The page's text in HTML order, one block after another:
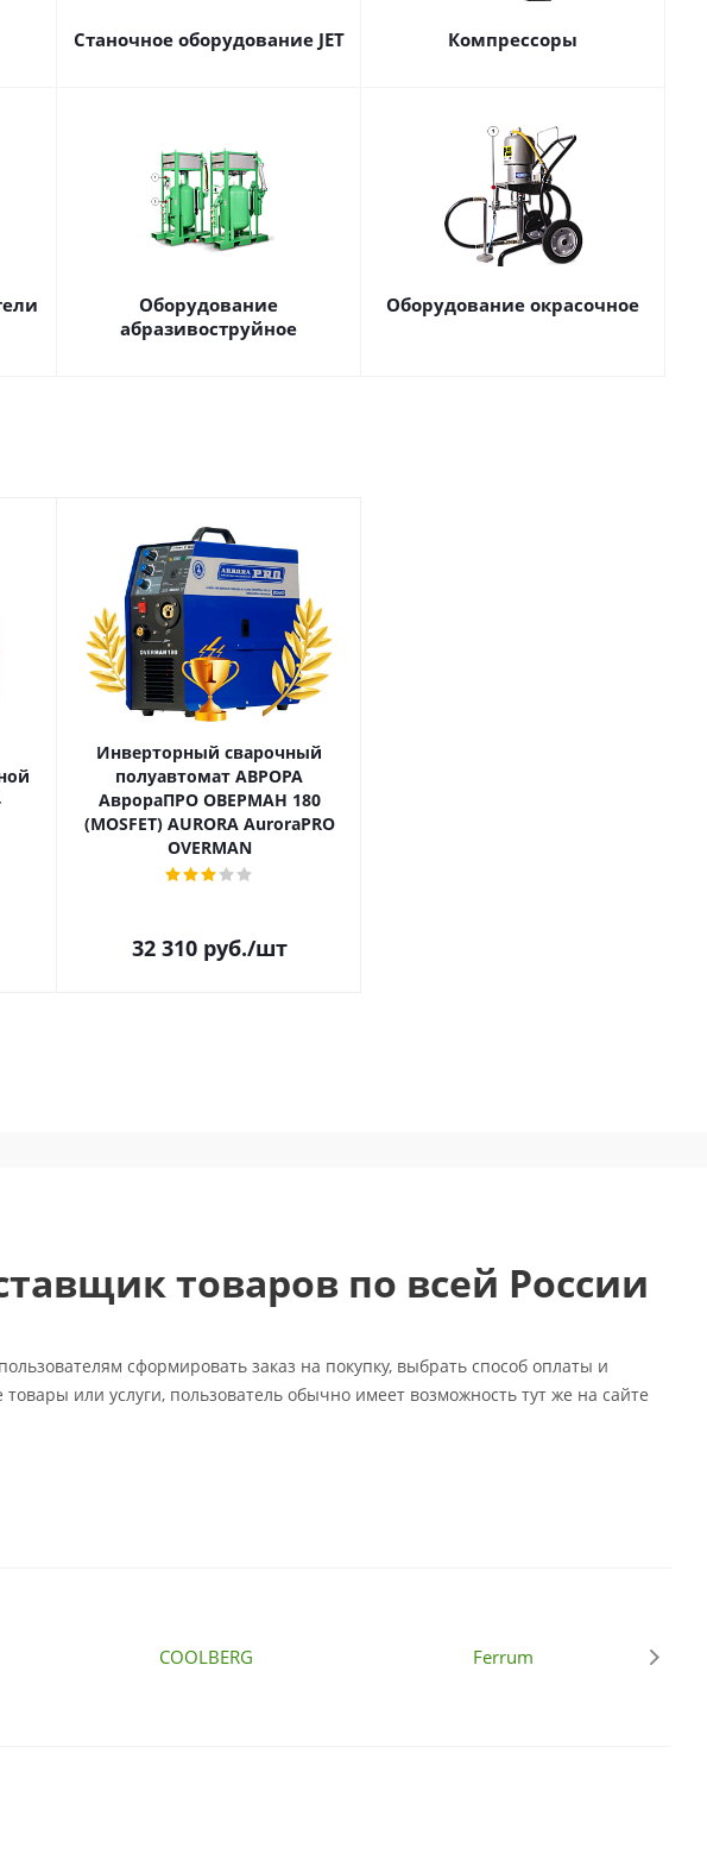
Станочное оборудование JET Компрессоры
Оборудование
абразивоструйное
Оборудование окрасочное
Инверторный сварочный
полуавтомат АВРОРА
АврораПРО ОВЕРМАН 180
(MOSFET) AURORA AuroraPRO
OVERMAN
32 310руб./шт
товаров по всей России
сформировать заказ на покупку, выбрать способ оплаты и
или услуги, пользователь обычно имеет возможность тут же на сайте
COOLBERG Ferrum